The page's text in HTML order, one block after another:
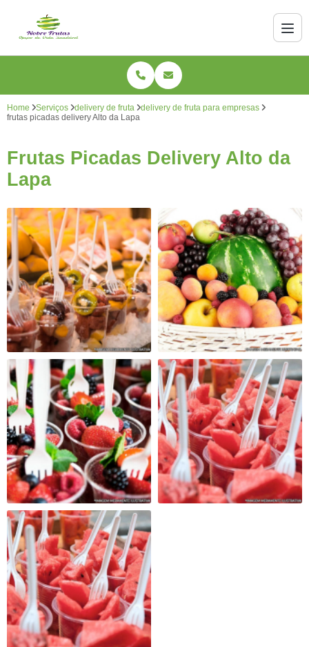
Home Serviços delivery de fruta
delivery de fruta para empresas
frutas picadas delivery Alto da Lapa
Frutas Picadas Delivery Alto da
Lapa